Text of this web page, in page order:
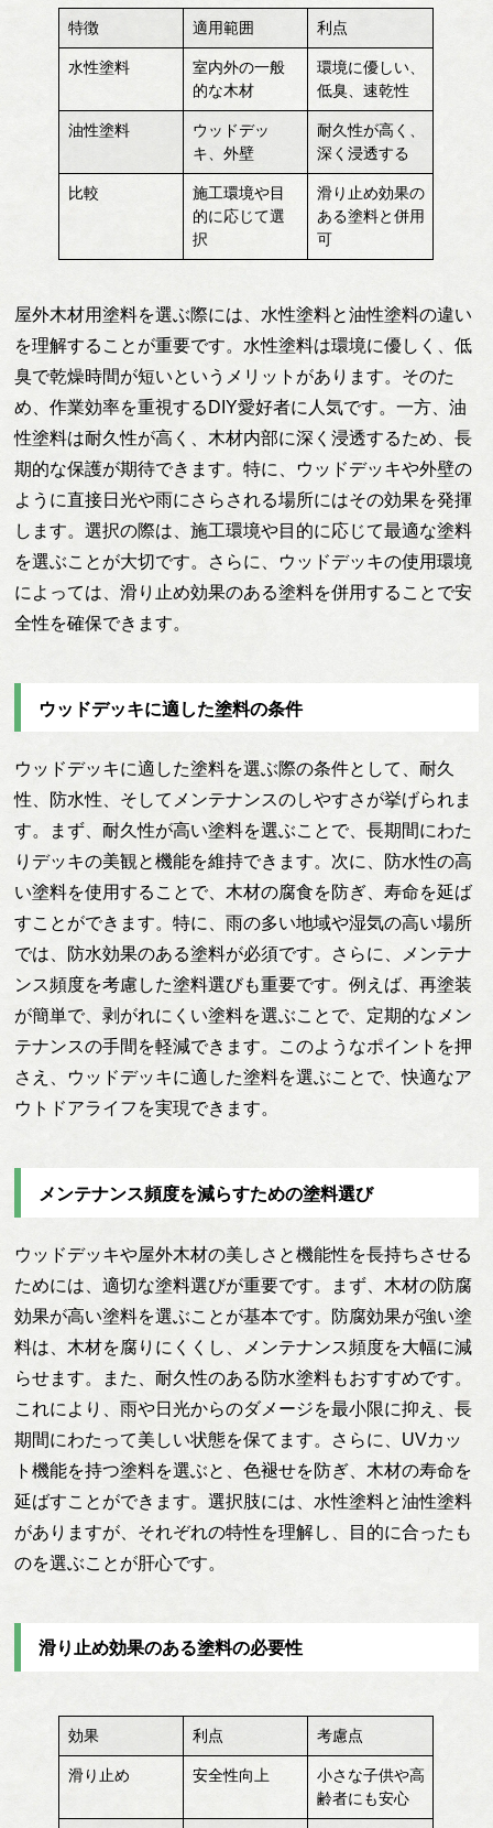
特徴 適用範囲 利点
水性塗料
室内外の一般
的な木材
環境に優しい、
低臭、速乾性
油性塗料
ウッドデッ
キ、外壁
耐久性が高く、
深く浸透する
比較
施工環境や目
的に応じて選
択
滑り止め効果の
ある塗料と併用
可
屋外木材用塗料を選ぶ際には、水性塗料と油性塗料の違い
を理解することが重要です。水性塗料は環境に優しく、低
臭で乾燥時間が短いというメリットがあります。そのた
め、作業効率を重視するDIY愛好者に人気です。一方、油
性塗料は耐久性が高く、木材内部に深く浸透するため、長
期的な保護が期待できます。特に、ウッドデッキや外壁の
ように直接日光や雨にさらされる場所にはその効果を発揮
します。選択の際は、施工環境や目的に応じて最適な塗料
を選ぶことが大切です。さらに、ウッドデッキの使用環境
によっては、滑り止め効果のある塗料を併用することで安
全性を確保できます。
ウッドデッキに適した塗料の条件
ウッドデッキに適した塗料を選ぶ際の条件として、耐久
性、防水性、そしてメンテナンスのしやすさが挙げられま
す。まず、耐久性が高い塗料を選ぶことで、長期間にわた
りデッキの美観と機能を維持できます。次に、防水性の高
い塗料を使用することで、木材の腐食を防ぎ、寿命を延ば
すことができます。特に、雨の多い地域や湿気の高い場所
では、防水効果のある塗料が必須です。さらに、メンテナ
ンス頻度を考慮した塗料選びも重要です。例えば、再塗装
が簡単で、剥がれにくい塗料を選ぶことで、定期的なメン
テナンスの手間を軽減できます。このようなポイントを押
さえ、ウッドデッキに適した塗料を選ぶことで、快適なア
ウトドアライフを実現できます。
メンテナンス頻度を減らすための塗料選び
ウッドデッキや屋外木材の美しさと機能性を長持ちさせる
ためには、適切な塗料選びが重要です。まず、木材の防腐
効果が高い塗料を選ぶことが基本です。防腐効果が強い塗
料は、木材を腐りにくくし、メンテナンス頻度を大幅に減
らせます。また、耐久性のある防水塗料もおすすめです。
これにより、雨や日光からのダメージを最小限に抑え、長
期間にわたって美しい状態を保てます。さらに、UVカッ
ト機能を持つ塗料を選ぶと、色褪せを防ぎ、木材の寿命を
延ばすことができます。選択肢には、水性塗料と油性塗料
がありますが、それぞれの特性を理解し、目的に合ったも
のを選ぶことが肝心です。
滑り止め効果のある塗料の必要性
効果 利点 考慮点
滑り止め 安全性向上
小さな子供や高
齢者にも安心